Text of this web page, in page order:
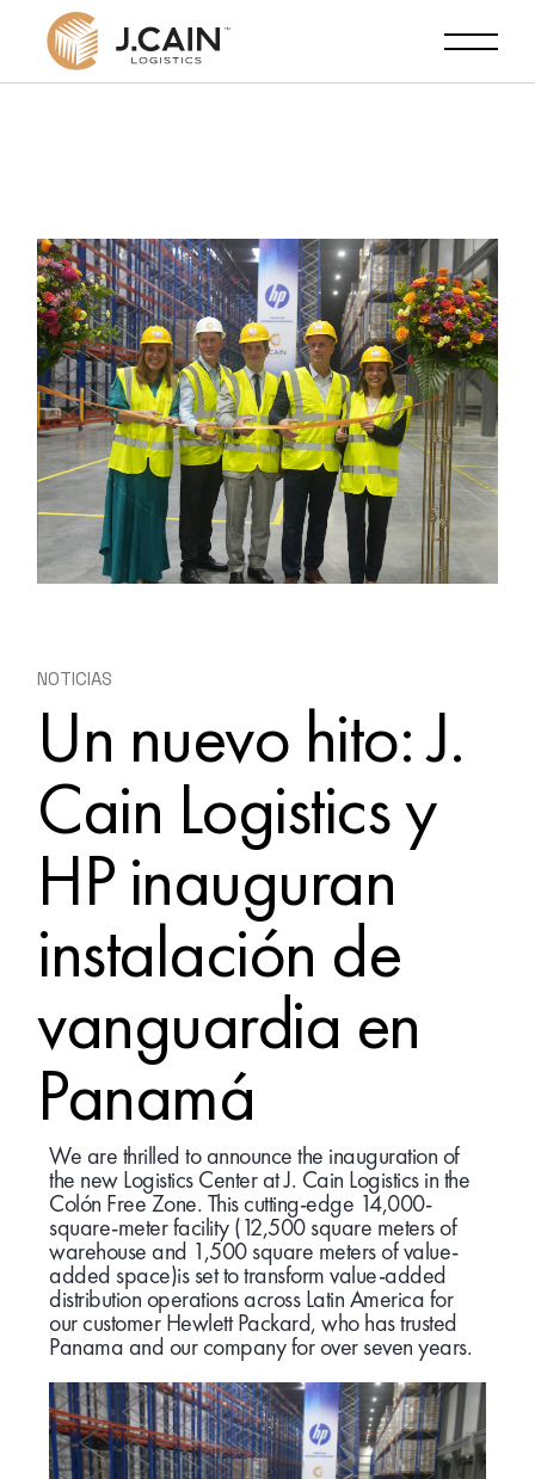
NOTICIAS
Un nuevo hito: J.
Cain Logistics y
HP inauguran
instalación de
vanguardia en
Panamá
We are thrilled to announce the inauguration of
the new Logistics Center at J. Cain Logistics in the
Colón Free Zone. This cutting-edge 14,000-
square-meter facility (12,500 square meters of
warehouse and 1,500 square meters of value-
added space)is set to transform value-added
distribution operations across Latin America for
our customer Hewlett Packard, who has trusted
Panama and our company for over seven years.